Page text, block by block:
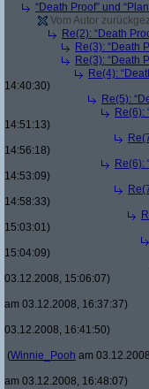
“Death Proof” und
Vom Autor
Re(2): “Death
Re(3): “Death
Re(3): “Death
Re(4):
14:40:30)
Re(5):
Re(6):
14:51:13)
14:56:18)
Re(6):
14:53:09)
14:58:33)
15:03:01)
15:04:09)
03.12.2008, 15:06:07)
am 03.12.2008, 16:37:37)
03.12.2008, 16:41:50)
(Winnie_Pooh am
am 03.12.2008, 16:48:07)